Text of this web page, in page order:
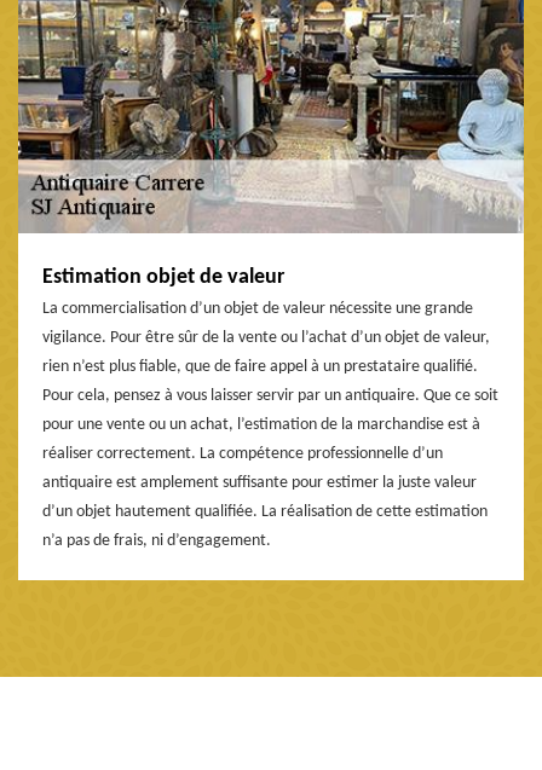
Estimation objet de valeur
La commercialisation d’un objet de valeur nécessite une grande
vigilance. Pour être sûr de la vente ou l’achat d’un objet de valeur,
rien n’est plus fiable, que de faire appel à un prestataire qualifié.
Pour cela, pensez à vous laisser servir par un antiquaire. Que ce soit
pour une vente ou un achat, l’estimation de la marchandise est à
réaliser correctement. La compétence professionnelle d’un
antiquaire est amplement suffisante pour estimer la juste valeur
d’un objet hautement qualifiée. La réalisation de cette estimation
n’a pas de frais, ni d’engagement.